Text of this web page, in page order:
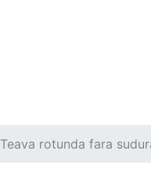
Teava rotunda fara